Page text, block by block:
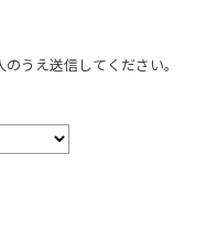
うえ送信してください。